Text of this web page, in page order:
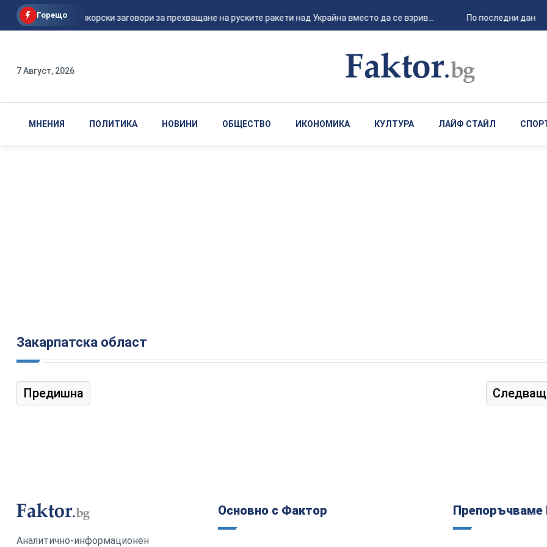
Горещо Шикорски заговори за прехващане на руските ракети над Украйна вместо да се взрив... По последни данни
7 Август, 2026
МНЕНИЯ ПОЛИТИКА НОВИНИ ОБЩЕСТВО ИКОНОМИКА КУЛТУРА ЛАЙФ СТАЙЛ
Закарпатска област
Предишна
Аналитично-информационен
Основно с Фактор Препоръчваме